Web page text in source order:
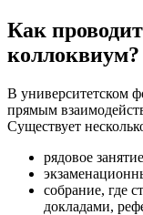
Как
коллоквиум?
В университетском
прямым
Существует
рядовое
собрание, где
докладами,